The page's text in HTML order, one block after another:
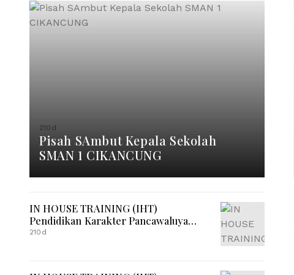
Pisah SAmbut Kepala Sekolah
SMAN 1 CIKANCUNG
210d
IN HOUSE TRAINING (IHT)
Pendidikan Karakter Pancawaluya
Hari ke-2
210d